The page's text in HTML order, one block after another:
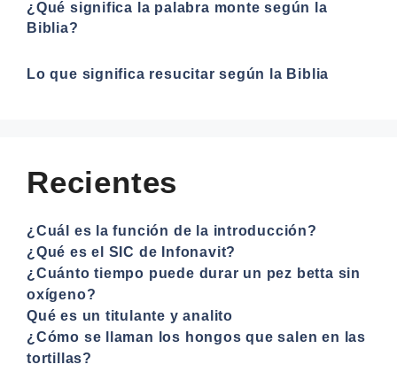
¿Qué significa la palabra monte según la
Biblia?
Lo que significa resucitar según la Biblia
Recientes
¿Cuál es la función de la introducción?
¿Qué es el SIC de Infonavit?
¿Cuánto tiempo puede durar un pez betta sin
oxígeno?
Qué es un titulante y analito
¿Cómo se llaman los hongos que salen en las
tortillas?